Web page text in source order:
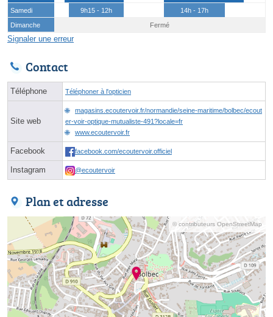
Samedi
9h15 - 12h
14h - 17h
Dimanche
Fermé
Signaler une erreur
Contact
Téléphone Téléphoner à l'opticien
Site web
magasins.ecoutervoir.fr/normandie/seine-maritime/bolbec/ecout
er-voir-optique-mutualiste-491?locale=fr
www.ecoutervoir.fr
Facebook facebook.com/ecoutervoir.officiel
Instagram @ecoutervoir
Plan et adresse
© contributeurs OpenStreetMap